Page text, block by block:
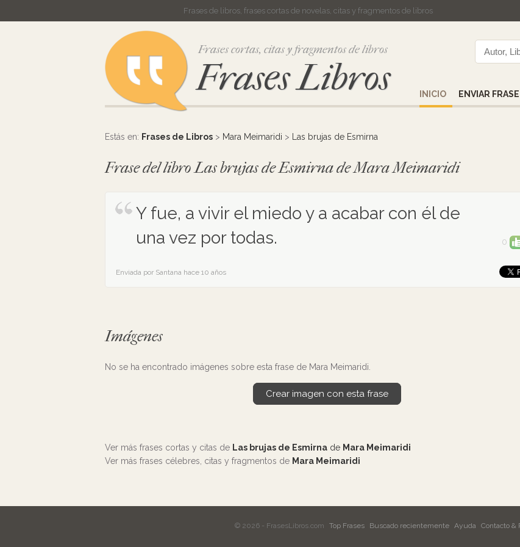
Frases de libros, frases cortas de novelas, citas y fragmentos de libros
Frases cortas, citas y fragmentos de libros
Frases Libros INICIO ENVIAR FRASE
Estás en: Frases de Libros > Mara Meimaridi > Las brujas de Esmirna
Frase del libro Las brujas de Esmirna de Mara Meimaridi
Y fue, a vivir el miedo y a acabar con él de
una vez por todas.
0
Enviada por Santana hace 10 años
Imágenes
No se ha encontrado imágenes sobre esta frase de Mara Meimaridi.
Crear imagen con esta frase
Ver más frases cortas y citas de Las brujas de Esmirna de Mara Meimaridi
Ver más frases célebres, citas y fragmentos de Mara Meimaridi
© 2026 - FrasesLibros.com Top Frases Buscado recientemente Ayuda Contacto &